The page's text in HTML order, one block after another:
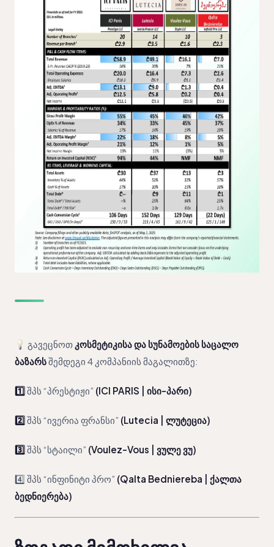
გავეცნოთ კოსმეტიკისა და სუნამოების საცალო
ბაზარსშემდეგი 4 კომპანიის მაგალითზე:
1️⃣შპს “პრესტიჟი” (ICI PARIS | ისი-პარი)
2️⃣შპს “ივერია ფრანსი” (Lutecia | ლუტეცია)
3️⃣შპს “სტაილი” (Voulez-Vous | ვულე ვუ)
4️⃣ შპს “ინფინიტი პრო” (Qalta Bedniereba | ქალთა
ბედნიერება)